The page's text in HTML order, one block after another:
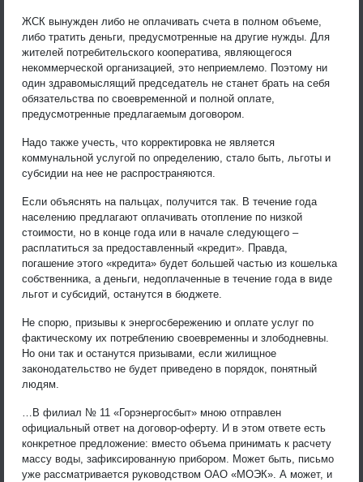
ЖСК вынужден либо не оплачивать счета в полном объеме,
либо тратить деньги, предусмотренные на другие нужды. Для
жителей потребительского кооператива, являющегося
некоммерческой организацией, это неприемлемо. Поэтому ни
один здравомыслящий председатель не станет брать на себя
обязательства по своевременной и полной оплате,
предусмотренные предлагаемым договором.
Надо также учесть, что корректировка не является
коммунальной услугой по определению, стало быть, льготы и
субсидии на нее не распространяются.
Если объяснять на пальцах, получится так. В течение года
населению предлагают оплачивать отопление по низкой
стоимости, но в конце года или в начале следующего –
расплатиться за предоставленный «кредит». Правда,
погашение этого «кредита» будет большей частью из кошелька
собственника, а деньги, недоплаченные в течение года в виде
льгот и субсидий, останутся в бюджете.
Не спорю, призывы к энергосбережению и оплате услуг по
фактическому их потреблению своевременны и злободневны.
Но они так и останутся призывами, если жилищное
законодательство не будет приведено в порядок, понятный
людям.
…В филиал № 11 «Горэнергосбыт» мною отправлен
официальный ответ на договор-оферту. И в этом ответе есть
конкретное предложение: вместо объема принимать к расчету
массу воды, зафиксированную прибором. Может быть, письмо
уже рассматривается руководством ОАО «МОЭК». А может, и